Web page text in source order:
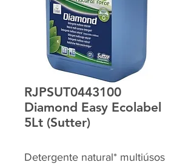
RJPSUT0443100
Diamond Easy Ecolabel
5Lt (Sutter)
Detergente natural* multiúsos